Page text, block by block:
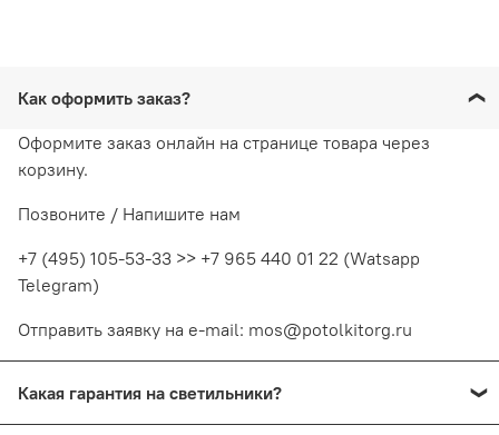
Как оформить заказ?
Оформите заказ онлайн на странице товара через
корзину.
Позвоните / Напишите нам
+7 (495) 105-53-33 >> +7 965 440 01 22 (Watsapp
Telegram)
Отправить заявку на e-mail: mos@potolkitorg.ru
Какая гарантия на светильники?